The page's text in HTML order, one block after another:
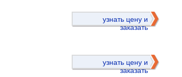
узнать цену и
заказать
узнать цену и
заказать